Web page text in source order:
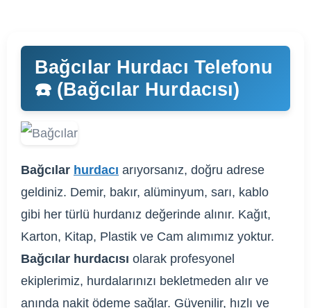
Bağcılar Hurdacı Telefonu
☎️ (Bağcılar Hurdacısı)
Bağcılar hurdacı arıyorsanız, doğru adrese
geldiniz. Demir, bakır, alüminyum, sarı, kablo
gibi her türlü hurdanız değerinde alınır. Kağıt,
Karton, Kitap, Plastik ve Cam alımımız yoktur.
Bağcılar hurdacısı olarak profesyonel
ekiplerimiz, hurdalarınızı bekletmeden alır ve
anında nakit ödeme sağlar. Güvenilir, hızlı ve